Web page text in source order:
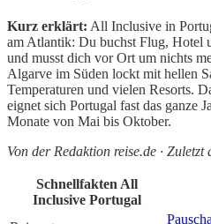
Kurz erklärt: All Inclusive in
am Atlantik: Du buchst Flug, Hotel
und musst dich vor Ort um nichts
Algarve im Süden lockt mit hellen
Temperaturen und vielen Resorts.
eignet sich Portugal fast das ganze
Monate von Mai bis Oktober.
Von der Redaktion reise.de ·
Schnellfakten All
Inclusive Portugal